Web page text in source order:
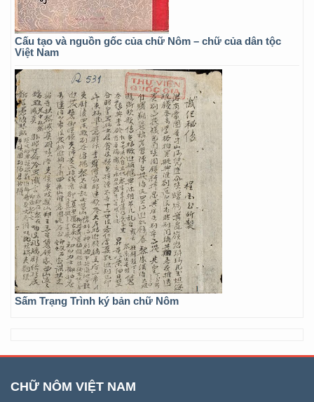
Cấu tạo và nguồn gốc của chữ Nôm – chữ của dân tộc
Việt Nam
Sấm Trạng Trình ký bản chữ Nôm
CHỮ NÔM VIỆT NAM